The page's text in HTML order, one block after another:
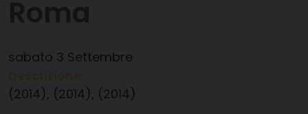
sabato 3 Settembre
(2014), (2014), (2014)